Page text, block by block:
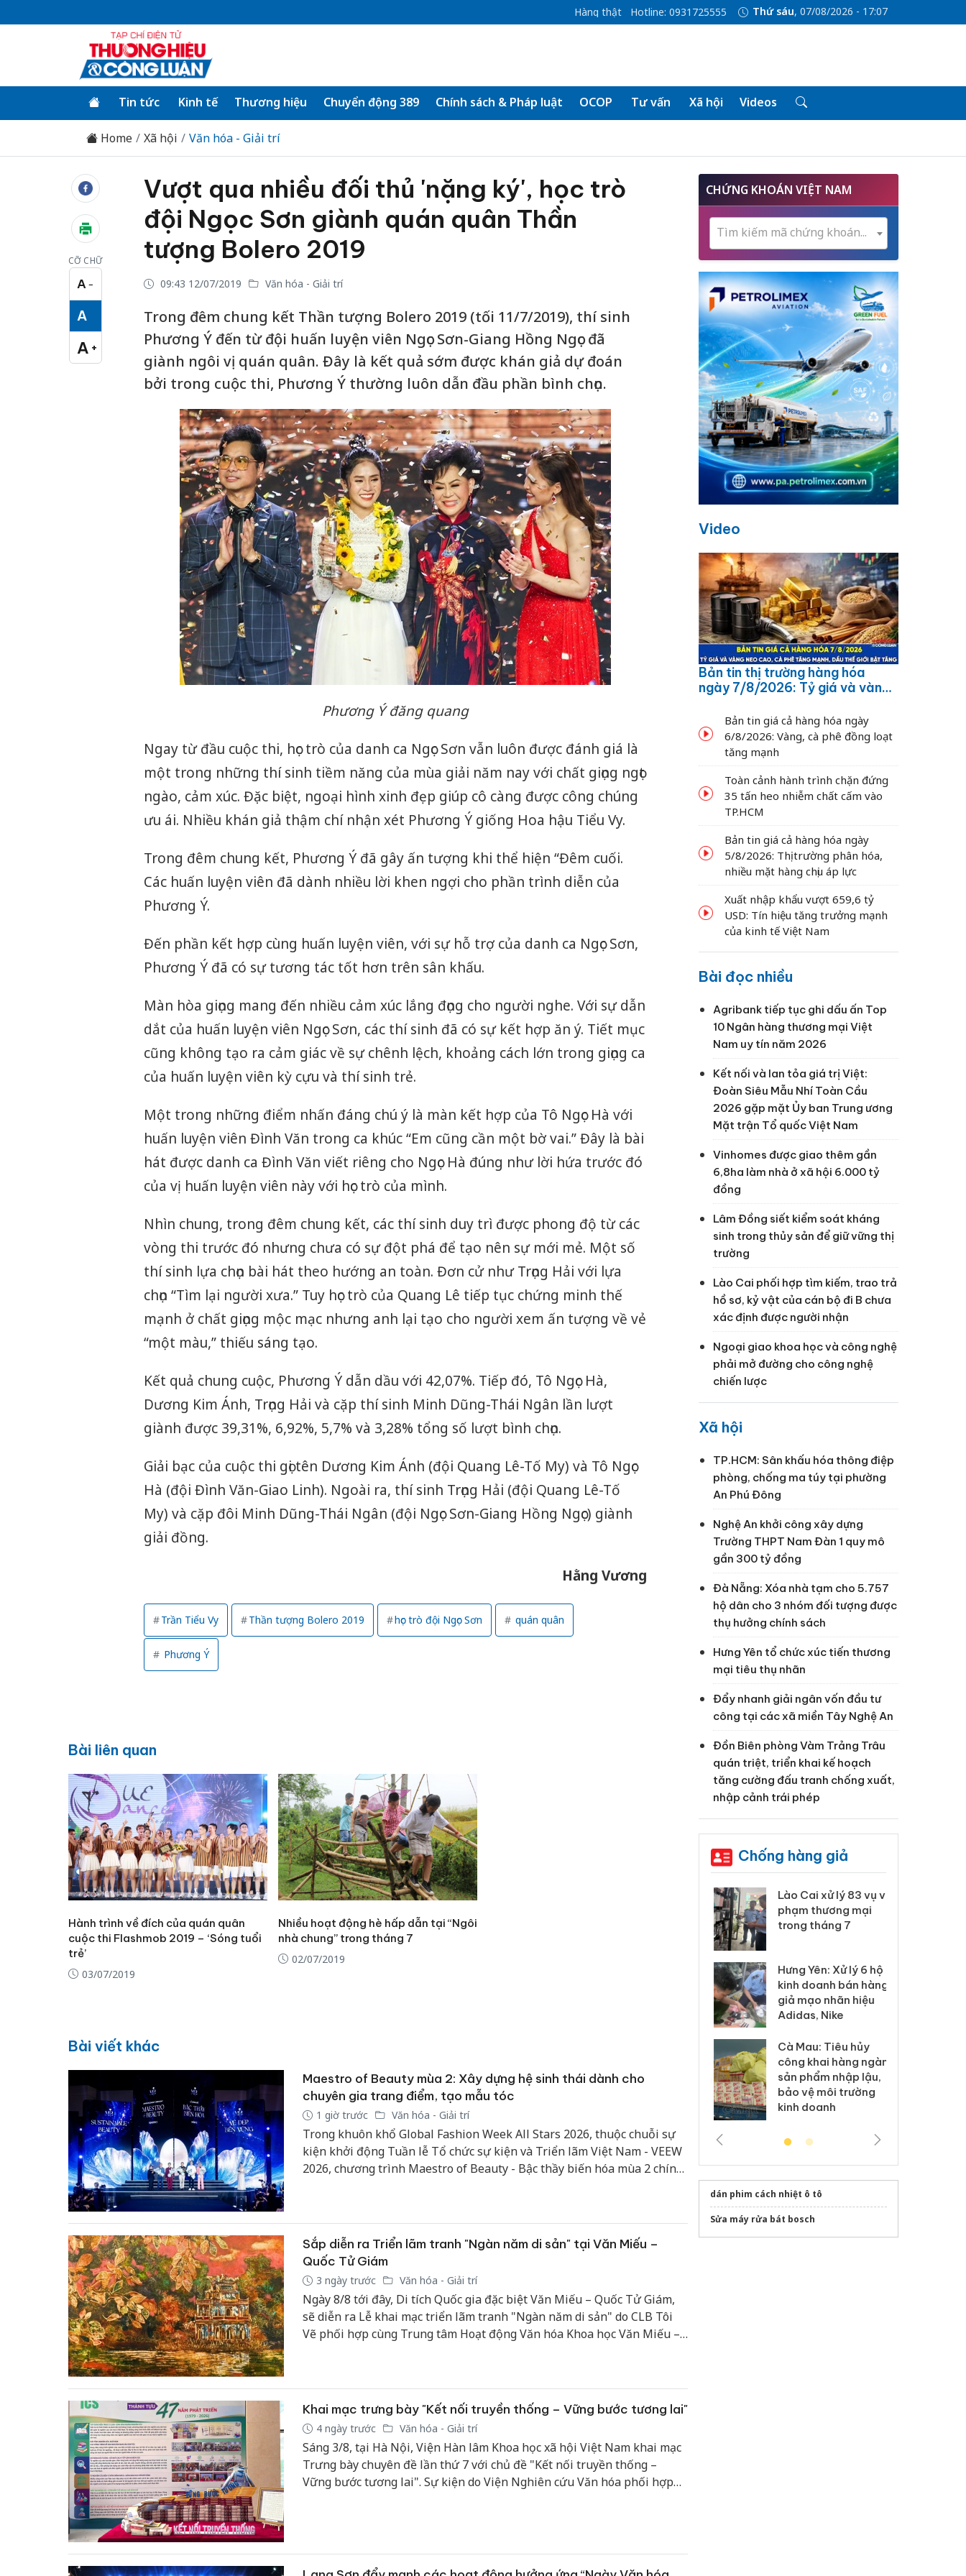
Hàng thật Hotline: 0931725555 Thứ sáu, 07/08/2026 - 17:07
Tin tức Kinh tế Thương hiệu Chuyển động 389 Chính sách & Pháp luật OCOP Tư vấn Xã hội Videos
Home Xã hội Văn hóa - Giải trí
CỠ CHỮ
A −
Cỡ chữ nhỏ
A
Cỡ chữ vừa
A +
Cỡ chữ lớn
Vượt qua nhiều đối thủ 'nặng ký', học trò
đội Ngọc Sơn giành quán quân Thần
tượng Bolero 2019
09:43 12/07/2019 Văn hóa - Giải trí
Trong đêm chung kết Thần tượng Bolero 2019 (tối 11/7/2019), thí sinh
Phương Ý đến từ đội huấn luyện viên Ngọc Sơn-Giang Hồng Ngọc đã
giành ngôi vị quán quân. Đây là kết quả sớm được khán giả dự đoán
bởi trong cuộc thi, Phương Ý thường luôn dẫn đầu phần bình chọn.
Phương Ý đăng quang
Ngay từ đầu cuộc thi, học trò của danh ca Ngọc Sơn vẫn luôn được đánh giá là
một trong những thí sinh tiềm năng của mùa giải năm nay với chất giọng ngọt
ngào, cảm xúc. Đặc biệt, ngoại hình xinh đẹp giúp cô càng được công chúng
ưu ái. Nhiều khán giả thậm chí nhận xét Phương Ý giống Hoa hậu Tiểu Vy.
Trong đêm chung kết, Phương Ý đã gây ấn tượng khi thể hiện “Đêm cuối.
Các huấn luyện viên đã dành nhiều lời khen ngợi cho phần trình diễn của
Phương Ý.
Đến phần kết hợp cùng huấn luyện viên, với sự hỗ trợ của danh ca Ngọc Sơn,
Phương Ý đã có sự tương tác tốt hơn trên sân khấu.
Màn hòa giọng mang đến nhiều cảm xúc lắng đọng cho người nghe. Với sự dẫn
dắt của huấn luyện viên Ngọc Sơn, các thí sinh đã có sự kết hợp ăn ý. Tiết mục
cũng không tạo ra cảm giác về sự chênh lệch, khoảng cách lớn trong giọng ca
của huấn luyện viên kỳ cựu và thí sinh trẻ.
Một trong những điểm nhấn đáng chú ý là màn kết hợp của Tô Ngọc Hà với
huấn luyện viên Đình Văn trong ca khúc “Em cũng cần một bờ vai.” Đây là bài
hát được danh ca Đình Văn viết riêng cho Ngọc Hà đúng như lời hứa trước đó
của vị huấn luyện viên này với học trò của mình.
Nhìn chung, trong đêm chung kết, các thí sinh duy trì được phong độ từ các
vòng thi trước đó nhưng chưa có sự đột phá để tạo nên sự mới mẻ. Một số
thí sinh lựa chọn bài hát theo hướng an toàn. Đơn cử như Trọng Hải với lựa
chọn “Tìm lại người xưa.” Tuy học trò của Quang Lê tiếp tục chứng minh thế
mạnh ở chất giọng mộc mạc nhưng anh lại tạo cho người xem ấn tượng về vẻ
“một màu,” thiếu sáng tạo.
Kết quả chung cuộc, Phương Ý dẫn dầu với 42,07%. Tiếp đó, Tô Ngọc Hà,
Dương Kim Ánh, Trọng Hải và cặp thí sinh Minh Dũng-Thái Ngân lần lượt
giành được 39,31%, 6,92%, 5,7% và 3,28% tổng số lượt bình chọn.
Giải bạc của cuộc thi gọi tên Dương Kim Ánh (đội Quang Lê-Tố My) và Tô Ngọc
Hà (đội Đình Văn-Giao Linh). Ngoài ra, thí sinh Trọng Hải (đội Quang Lê-Tố
My) và cặp đôi Minh Dũng-Thái Ngân (đội Ngọc Sơn-Giang Hồng Ngọc) giành
giải đồng.
Hằng Vương
Trần Tiểu Vy Thần tượng Bolero 2019 học trò đội Ngọc Sơn quán quân
Phương Ý
Bài liên quan
Hành trình về đích của quán quân
cuộc thi Flashmob 2019 – ‘Sóng tuổi
trẻ’
03/07/2019
Nhiều hoạt động hè hấp dẫn tại “Ngôi
nhà chung” trong tháng 7
02/07/2019
Bài viết khác
Maestro of Beauty mùa 2: Xây dựng hệ sinh thái dành cho
chuyên gia trang điểm, tạo mẫu tóc
1 giờ trước Văn hóa - Giải trí
Trong khuôn khổ Global Fashion Week All Stars 2026, thuộc chuỗi sự
kiện khởi động Tuần lễ Tổ chức sự kiện và Triển lãm Việt Nam - VEEW
2026, chương trình Maestro of Beauty - Bậc thầy biến hóa mùa 2 chính
Sắp diễn ra Triển lãm tranh "Ngàn năm di sản" tại Văn Miếu –
Quốc Tử Giám
3 ngày trước Văn hóa - Giải trí
Ngày 8/8 tới đây, Di tích Quốc gia đặc biệt Văn Miếu – Quốc Tử Giám,
sẽ diễn ra Lễ khai mạc triển lãm tranh "Ngàn năm di sản" do CLB Tôi
Vẽ phối hợp cùng Trung tâm Hoạt động Văn hóa Khoa học Văn Miếu –
Khai mạc trưng bày "Kết nối truyền thống – Vững bước tương lai"
4 ngày trước Văn hóa - Giải trí
Sáng 3/8, tại Hà Nội, Viện Hàn lâm Khoa học xã hội Việt Nam khai mạc
Trưng bày chuyên đề lần thứ 7 với chủ đề "Kết nối truyền thống –
Vững bước tương lai". Sự kiện do Viện Nghiên cứu Văn hóa phối hợp
chúng.
CHỨNG KHOÁN VIỆT NAM
Tìm kiếm mã chứng khoán...
Video
Bản tin thị trường hàng hóa
ngày 7/8/2026: Tỷ giá và vàng
dầu thế giới bật tăng
Bản tin giá cả hàng hóa ngày
6/8/2026: Vàng, cà phê đồng loạt
tăng mạnh
Toàn cảnh hành trình chặn đứng
35 tấn heo nhiễm chất cấm vào
TP.HCM
Bản tin giá cả hàng hóa ngày
5/8/2026: Thị trường phân hóa,
nhiều mặt hàng chịu áp lực
Xuất nhập khẩu vượt 659,6 tỷ
USD: Tín hiệu tăng trưởng mạnh
của kinh tế Việt Nam
Bài đọc nhiều
Agribank tiếp tục ghi dấu ấn Top
10 Ngân hàng thương mại Việt
Nam uy tín năm 2026
Kết nối và lan tỏa giá trị Việt:
Đoàn Siêu Mẫu Nhí Toàn Cầu
2026 gặp mặt Ủy ban Trung ương
Mặt trận Tổ quốc Việt Nam
Vinhomes được giao thêm gần
6,8ha làm nhà ở xã hội 6.000 tỷ
đồng
Lâm Đồng siết kiểm soát kháng
sinh trong thủy sản để giữ vững thị
trường
Lào Cai phối hợp tìm kiếm, trao trả
hồ sơ, kỷ vật của cán bộ đi B chưa
xác định được người nhận
Ngoại giao khoa học và công nghệ
phải mở đường cho công nghệ
chiến lược
Xã hội
TP.HCM: Sân khấu hóa thông điệp
phòng, chống ma túy tại phường
An Phú Đông
Nghệ An khởi công xây dựng
Trường THPT Nam Đàn 1 quy mô
gần 300 tỷ đồng
Đà Nẵng: Xóa nhà tạm cho 5.757
hộ dân cho 3 nhóm đối tượng được
thụ hưởng chính sách
Hưng Yên tổ chức xúc tiến thương
mại tiêu thụ nhãn
Đẩy nhanh giải ngân vốn đầu tư
công tại các xã miền Tây Nghệ An
Đồn Biên phòng Vàm Trảng Trâu
quán triệt, triển khai kế hoạch
tăng cường đấu tranh chống xuất,
nhập cảnh trái phép
Chống hàng giả
bán hàng giả tại Phú
Lào Cai xử lý 83 vụ vi
phạm thương mại
trong tháng 7
Hưng Yên: Xử lý 6 hộ
kinh doanh bán hàng
giả mạo nhãn hiệu
Adidas, Nike
Cà Mau: Tiêu hủy
công khai hàng ngàn
sản phẩm nhập lậu,
bảo vệ môi trường
kinh doanh
dán phim cách nhiệt ô tô
Sửa máy rửa bát bosch